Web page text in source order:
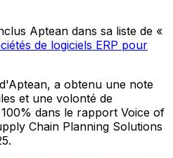
Aptean dans sa liste de «
de logiciels ERP pour
a obtenu une note
et une volonté de
dans le rapport Voice of
Chain Planning Solutions